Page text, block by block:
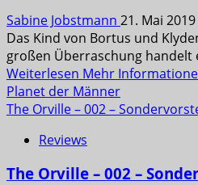
Sabine Jobstmann 21. Mai 2019
Das Kind von Bortus und
großen Überraschung handelt
Weiterlesen Mehr
Planet der Männer
The Orville – 002 –
Reviews
The Orville – 002 –